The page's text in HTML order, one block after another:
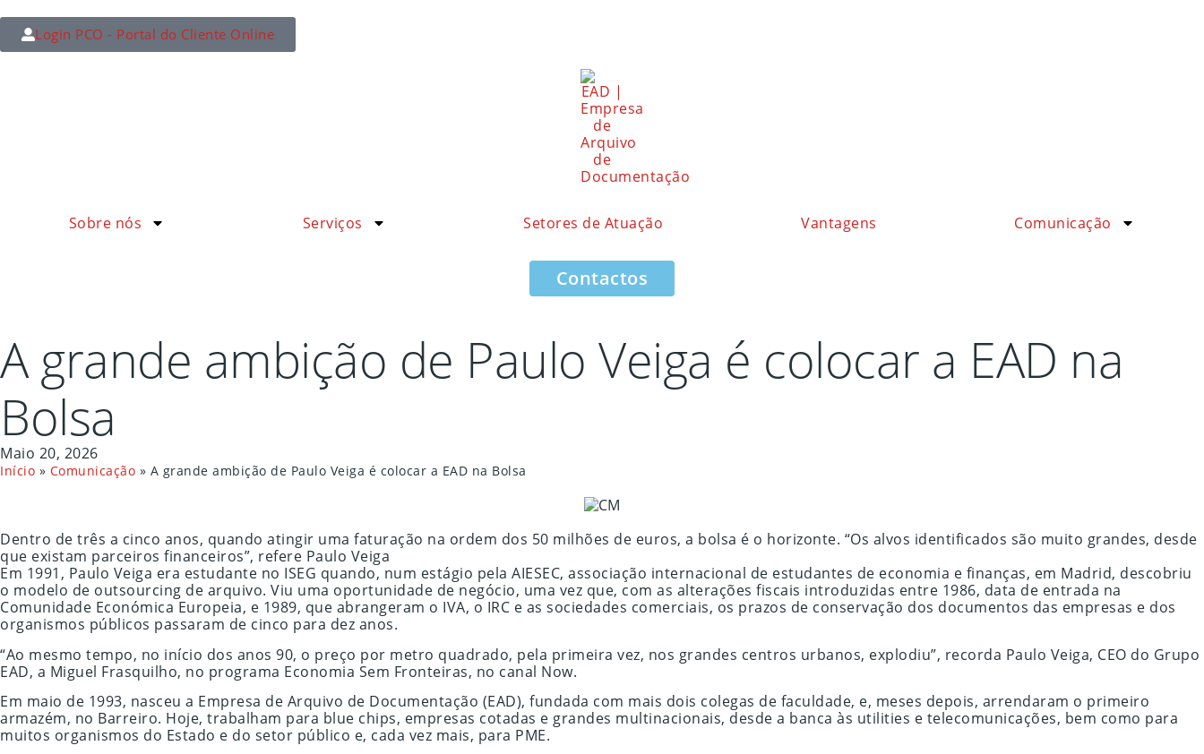
Login PCO - Portal do Cliente Online
Sobre nós Serviços Setores de Atuação Vantagens Comunicação
Contactos
A grande ambição de Paulo Veiga é colocar a EAD na
Bolsa
Maio 20, 2026
Início » Comunicação » A grande ambição de Paulo Veiga é colocar a EAD na Bolsa
Dentro de três a cinco anos, quando atingir uma faturação na ordem dos 50 milhões de euros, a bolsa é o horizonte. “Os alvos identificados são muito grandes, desde
que existam parceiros financeiros”, refere Paulo Veiga
Em 1991, Paulo Veiga era estudante no ISEG quando, num estágio pela AIESEC, associação internacional de estudantes de economia e finanças, em Madrid, descobriu
o modelo de outsourcing de arquivo. Viu uma oportunidade de negócio, uma vez que, com as alterações fiscais introduzidas entre 1986, data de entrada na
Comunidade Económica Europeia, e 1989, que abrangeram o IVA, o IRC e as sociedades comerciais, os prazos de conservação dos documentos das empresas e dos
organismos públicos passaram de cinco para dez anos.
“Ao mesmo tempo, no início dos anos 90, o preço por metro quadrado, pela primeira vez, nos grandes centros urbanos, explodiu”, recorda Paulo Veiga, CEO do Grupo
EAD, a Miguel Frasquilho, no programa Economia Sem Fronteiras, no canal Now.
Em maio de 1993, nasceu a Empresa de Arquivo de Documentação (EAD), fundada com mais dois colegas de faculdade, e, meses depois, arrendaram o primeiro
armazém, no Barreiro. Hoje, trabalham para blue chips, empresas cotadas e grandes multinacionais, desde a banca às utilities e telecomunicações, bem como para
muitos organismos do Estado e do setor público e, cada vez mais, para PME.